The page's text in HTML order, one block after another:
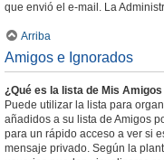
que envió el e-mail. La
Arriba
Amigos e Ignorados
¿Qué es la lista de Mis
Puede utilizar la lista para
añadidos a su lista de Amigos
para un rápido acceso a ver si
mensaje privado. Según la